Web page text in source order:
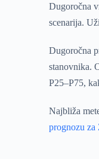
Dugoročna
scenarija.
Dugoročna
stanovnika.
P25–P75,
Najbliža
prognozu za